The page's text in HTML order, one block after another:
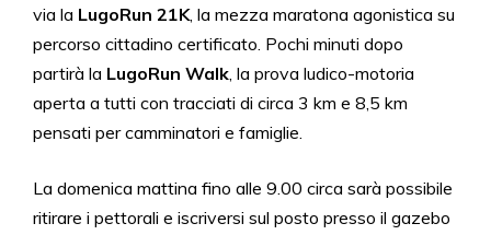
via la LugoRun 21K, la mezza maratona agonistica su
percorso cittadino certificato. Pochi minuti dopo
partirà la LugoRun Walk, la prova ludico-motoria
aperta a tutti con tracciati di circa 3 km e 8,5 km
pensati per camminatori e famiglie.
La domenica mattina fino alle 9.00 circa sarà possibile
ritirare i pettorali e iscriversi sul posto presso il gazebo